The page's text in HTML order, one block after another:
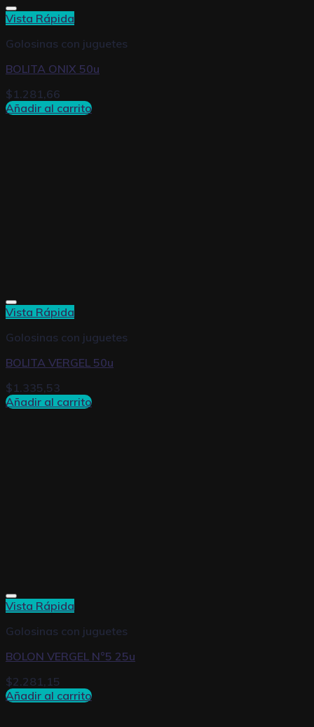
Vista Rápida
Golosinas con juguetes
BOLITA ONIX 50u
$ 1.281,66
Añadir al carrito
Vista Rápida
Golosinas con juguetes
BOLITA VERGEL 50u
$ 1.335,53
Añadir al carrito
Vista Rápida
Golosinas con juguetes
BOLON VERGEL N°5 25u
$2.281,15
Añadir al carrito